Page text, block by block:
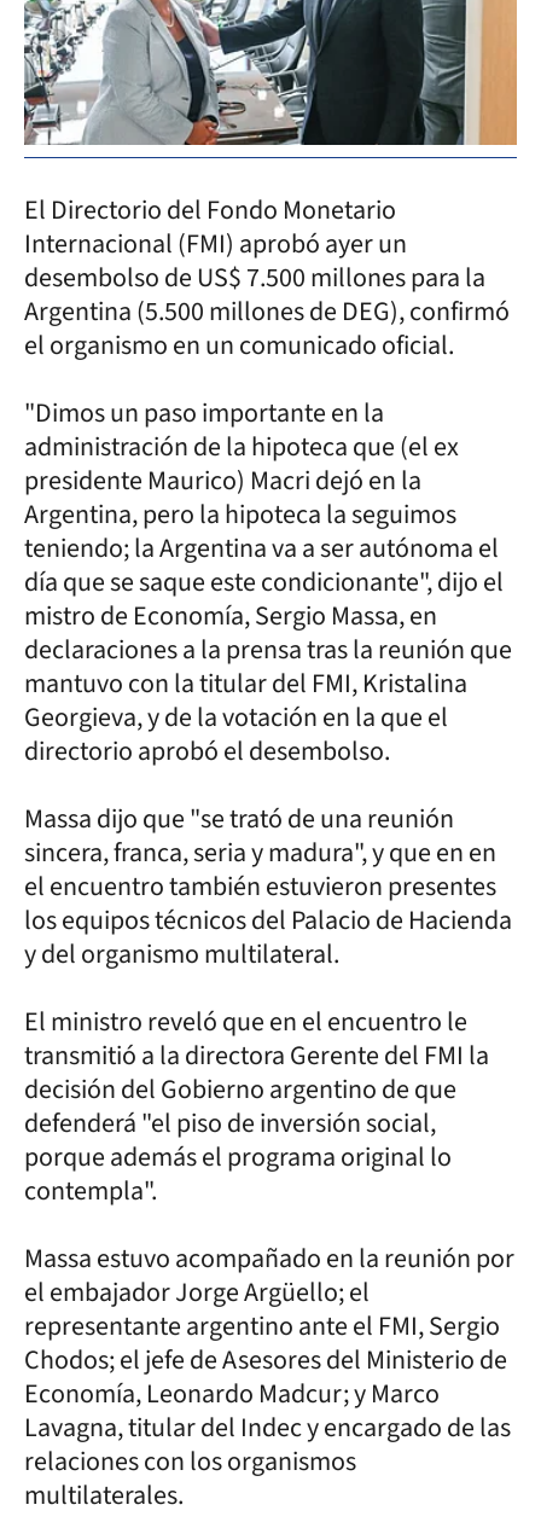
El Directorio del Fondo Monetario
Internacional (FMI) aprobó ayer un
desembolso de US$ 7.500 millones para la
Argentina (5.500 millones de DEG), confirmó
el organismo en un comunicado oficial.
"Dimos un paso importante en la
administración de la hipoteca que (el ex
presidente Maurico) Macri dejó en la
Argentina, pero la hipoteca la seguimos
teniendo; la Argentina va a ser autónoma el
día que se saque este condicionante", dijo el
mistro de Economía, Sergio Massa, en
declaraciones a la prensa tras la reunión que
mantuvo con la titular del FMI, Kristalina
Georgieva, y de la votación en la que el
directorio aprobó el desembolso.
Massa dijo que "se trató de una reunión
sincera, franca, seria y madura", y que en en
el encuentro también estuvieron presentes
los equipos técnicos del Palacio de Hacienda
y del organismo multilateral.
El ministro reveló que en el encuentro le
transmitió a la directora Gerente del FMI la
decisión del Gobierno argentino de que
defenderá "el piso de inversión social,
porque además el programa original lo
contempla".
Massa estuvo acompañado en la reunión por
el embajador Jorge Argüello; el
representante argentino ante el FMI, Sergio
Chodos; el jefe de Asesores del Ministerio de
Economía, Leonardo Madcur; y Marco
Lavagna, titular del Indec y encargado de las
relaciones con los organismos
multilaterales.